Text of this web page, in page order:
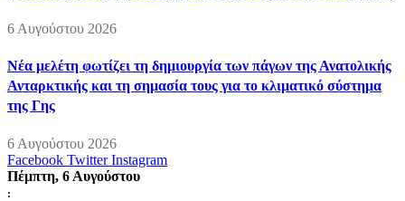
6 Αυγούστου 2026
Νέα μελέτη φωτίζει τη δημιουργία των πάγων της Ανατολικής
Ανταρκτικής και τη σημασία τους για το κλιματικό σύστημα
της Γης
6 Αυγούστου 2026
Facebook Twitter Instagram
Πέμπτη, 6 Αυγούστου
: